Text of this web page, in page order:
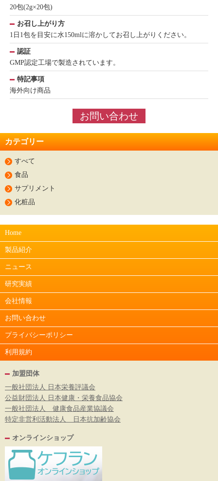
20包(2g×20包)
お召し上がり方
1日1包を目安に水150mlに溶かしてお召し上がりください。
認証
GMP認定工場で製造されています。
特記事項
海外向け商品
お問い合わせ
カテゴリー
すべて
食品
サプリメント
化粧品
Home
製品紹介
ニュース
研究実績
会社情報
お問い合わせ
プライバシーポリシー
利用規約
加盟団体
一般社団法人 日本栄養評議会
公益財団法人 日本健康・栄養食品協会
一般社団法人 健康食品産業協議会
特定非営利活動法人 日本抗加齢協会
オンラインショップ